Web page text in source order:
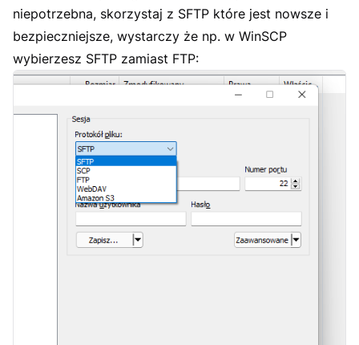
niepotrzebna, skorzystaj z SFTP które jest nowsze i
bezpieczniejsze, wystarczy że np. w WinSCP
wybierzesz SFTP zamiast FTP: